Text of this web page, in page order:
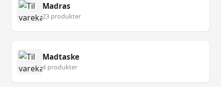
Madras
23 produkter
Madtaske
4 produkter